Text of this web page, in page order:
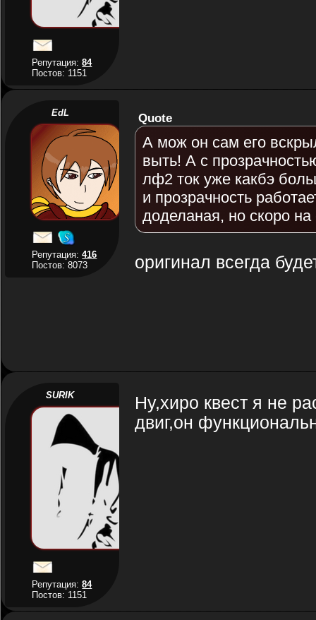
Репутация:84
Постов: 1151
EdL
Репутация:416
Постов: 8073
Quote
А мож он сам его
выть! А с
лф2 ток уже какбэ
и прозрачность
доделаная, но скоро на
оригинал всегда
SURIK
Репутация:84
Постов: 1151
Ну,хиро квест я не
двиг,он